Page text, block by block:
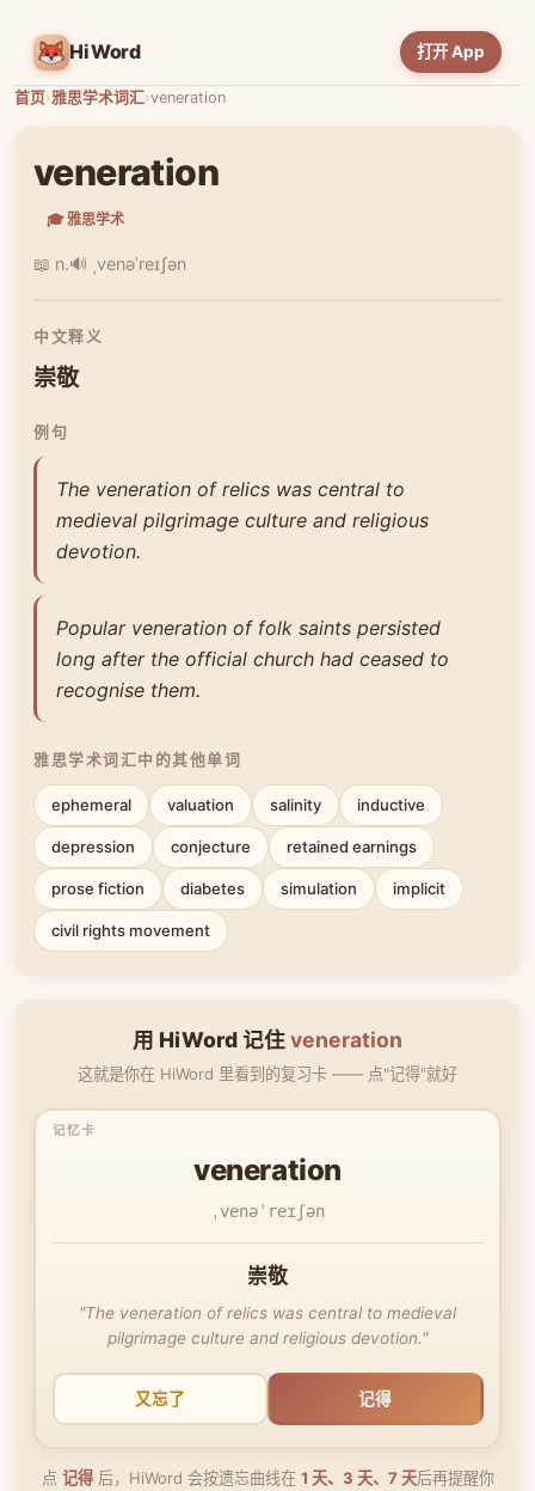
HiWord 打开 App
首页›雅思学术词汇›veneration
veneration
🎓 雅思学术
📖 n.🔊 ˌvenəˈreɪʃən
中文释义
崇敬
例句
The veneration of relics was central to
medieval pilgrimage culture and religious
devotion.
Popular veneration of folk saints persisted
long after the official church had ceased to
recognise them.
雅思学术词汇中的其他单词
ephemeral valuation salinity inductive
depression conjecture retained earnings
prose fiction diabetes simulation implicit
civil rights movement
用 HiWord 记住veneration
这就是你在 HiWord 里看到的复习卡 —— 点"记得"就好
veneration
ˌvenəˈreɪʃən
崇敬
"The veneration of relics was central to medieval
pilgrimage culture and religious devotion."
又忘了 记得
点 记得后，HiWord 会按遗忘曲线在 1 天、3 天、7 天后再提醒你